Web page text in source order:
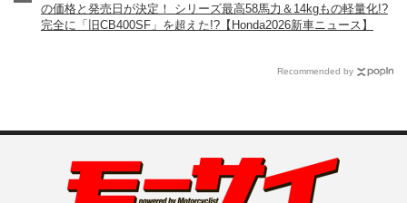
の価格と発売日が決定！ シリーズ最高58馬力＆14kgもの軽量化!?
完全に「旧CB400SF」を超えた!?【Honda2026新車ニュース】
Recommended by